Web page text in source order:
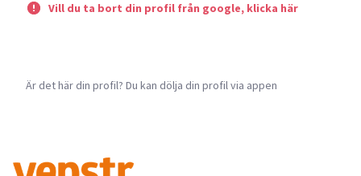
Vill du ta bort din profil från google, klicka här
Är det här din profil? Du kan dölja din profil via appen